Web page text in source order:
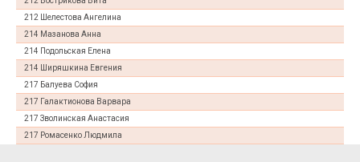
212 Шелестова Ангелина
214 Мазанова Анна
214 Подольская Елена
214 Ширяшкина Евгения
217 Балуева София
217 Галактионова Варвара
217 Зволинская Анастасия
217 Ромасенко Людмила